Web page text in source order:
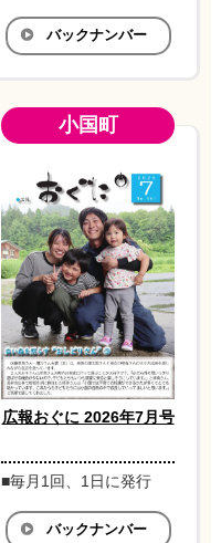
バックナンバー
小国町
広報おぐに 2026年7月号
■毎月1回、1日に発行
バックナンバー